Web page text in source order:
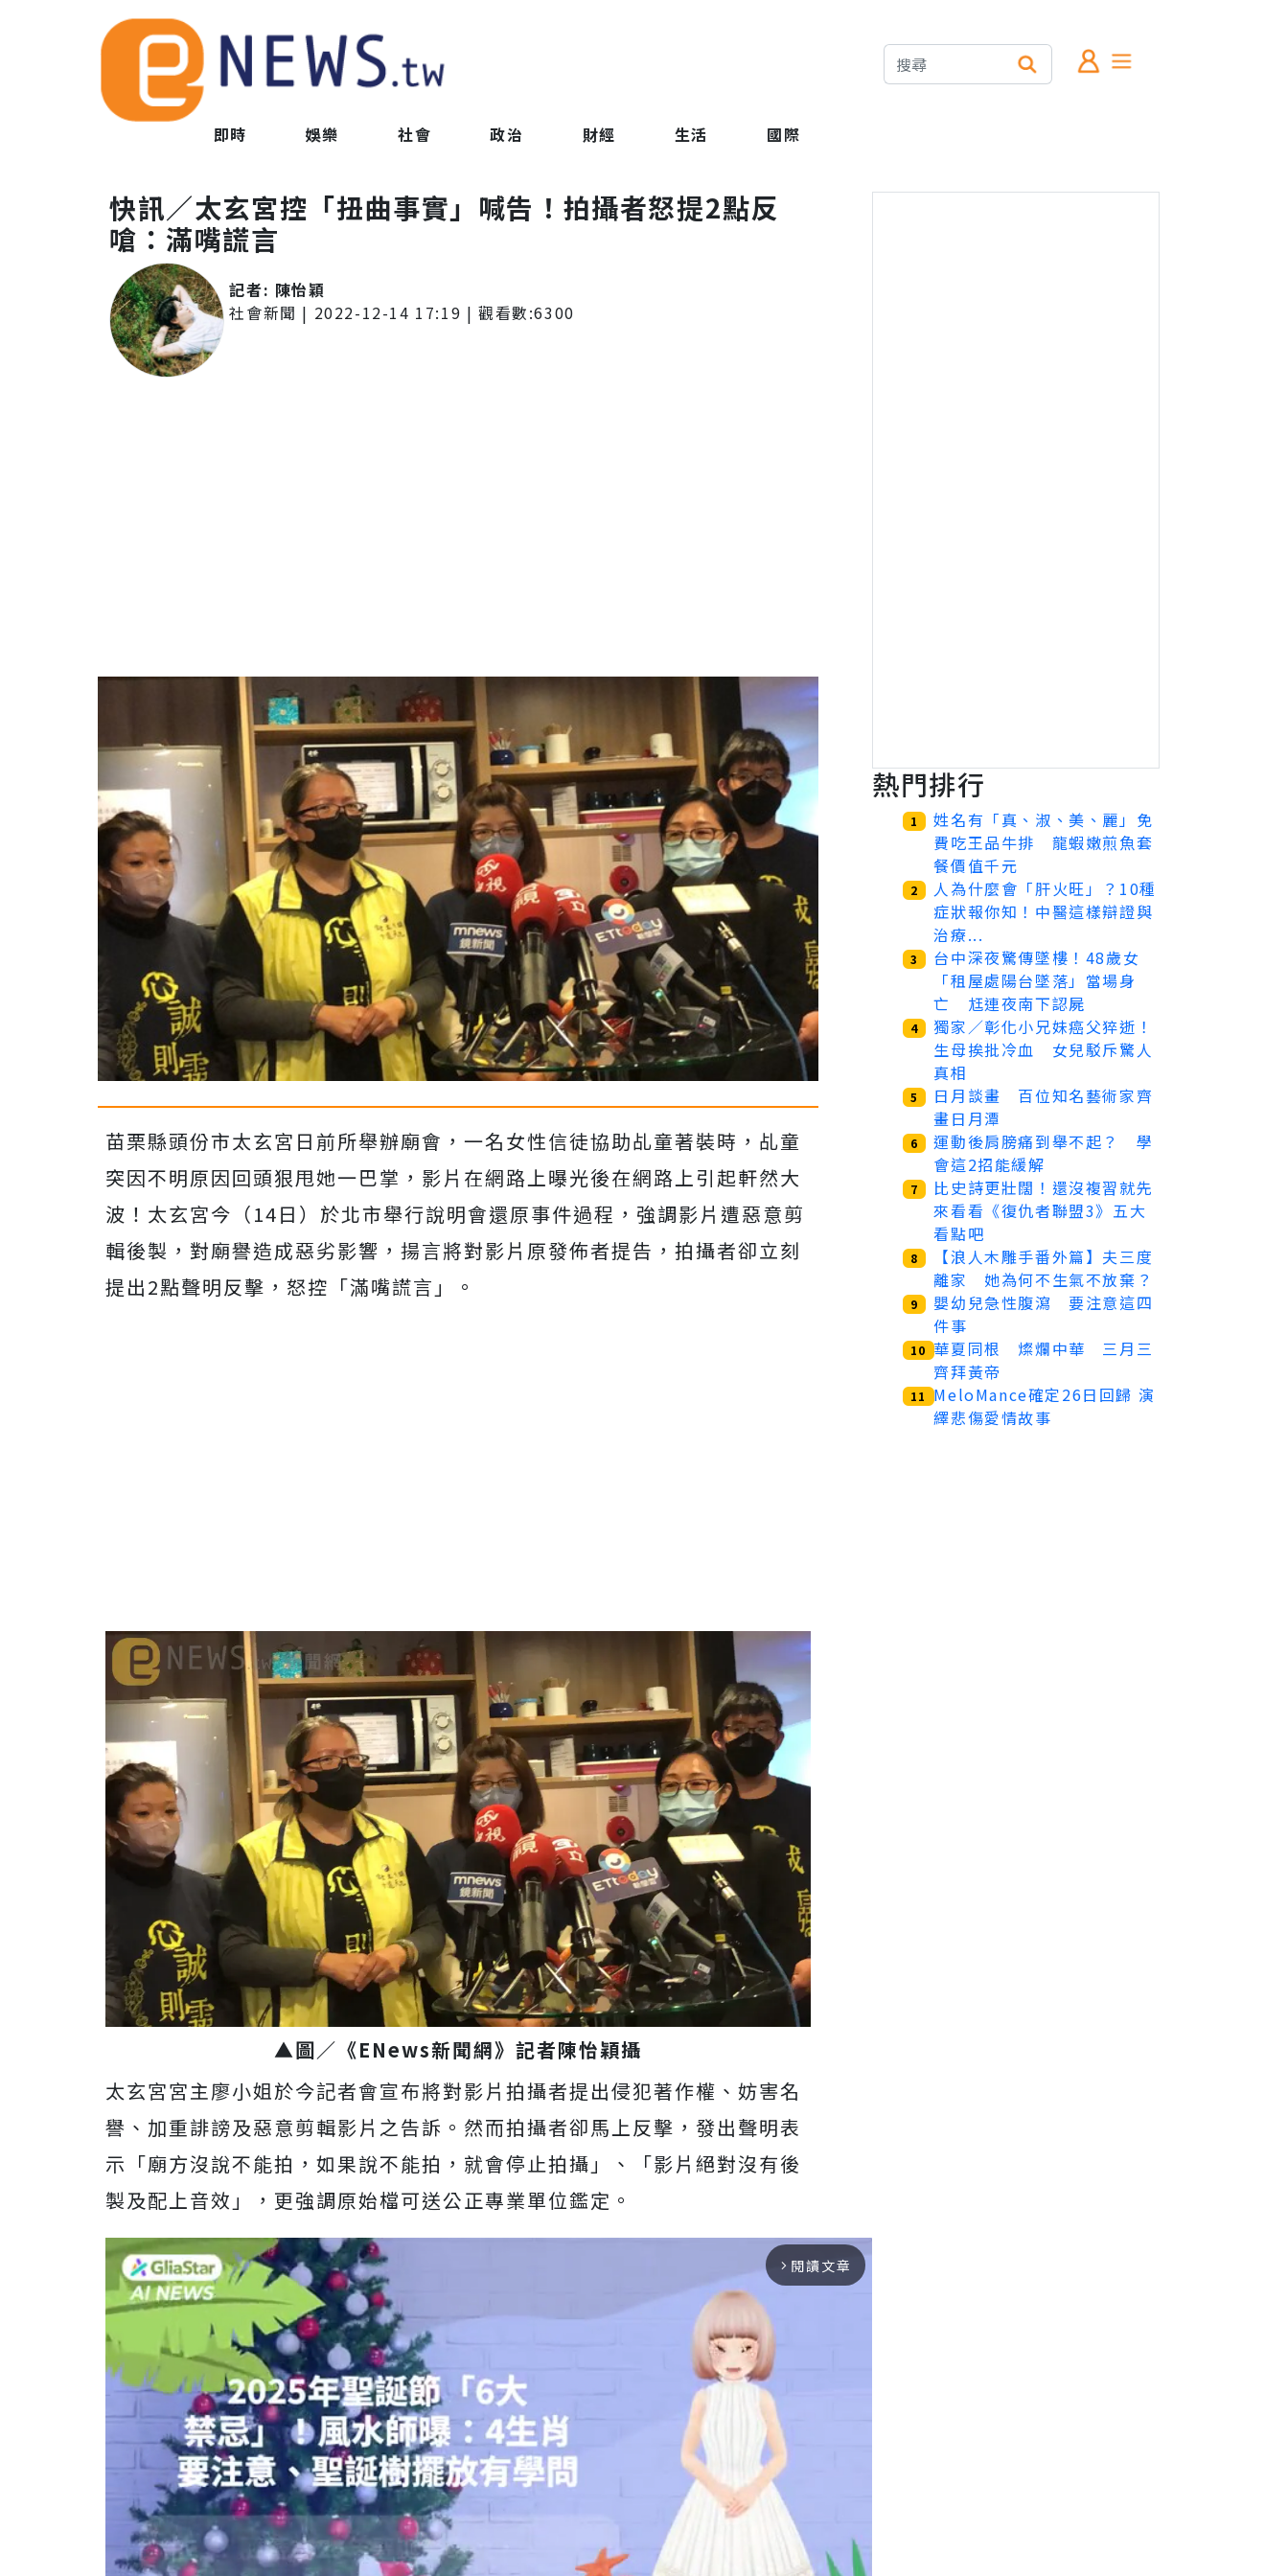
即時 娛樂 社會 政治 財經 生活 國際
快訊／太玄宮控「扭曲事實」喊告！拍攝者怒提2點反
嗆：滿嘴謊言
記者: 陳怡穎
社會新聞 | 2022-12-14 17:19 | 觀看數:6300
苗栗縣頭份市太玄宮日前所舉辦廟會，一名女性信徒協助乩童著裝時，乩童
突因不明原因回頭狠甩她一巴掌，影片在網路上曝光後在網路上引起軒然大
波！太玄宮今（14日）於北市舉行說明會還原事件過程，強調影片遭惡意剪
輯後製，對廟譽造成惡劣影響，揚言將對影片原發佈者提告，拍攝者卻立刻
提出2點聲明反擊，怒控「滿嘴謊言」。
▲圖／《ENews新聞網》記者陳怡穎攝
太玄宮宮主廖小姐於今記者會宣布將對影片拍攝者提出侵犯著作權、妨害名
譽、加重誹謗及惡意剪輯影片之告訴。然而拍攝者卻馬上反擊，發出聲明表
示「廟方沒說不能拍，如果說不能拍，就會停止拍攝」、「影片絕對沒有後
製及配上音效」，更強調原始檔可送公正專業單位鑑定。
arrow_forward_ios 閱讀文章
熱門排行
1
姓名有「真、淑、美、麗」免
費吃王品牛排 龍蝦嫩煎魚套
餐價值千元
2
人為什麼會「肝火旺」？10種
症狀報你知！中醫這樣辯證與
治療...
3
台中深夜驚傳墜樓！48歲女
「租屋處陽台墜落」當場身
亡 尪連夜南下認屍
4
獨家／彰化小兄妹癌父猝逝！
生母挨批冷血 女兒駁斥驚人
真相
5
日月談畫 百位知名藝術家齊
畫日月潭
6
運動後肩膀痛到舉不起？ 學
會這2招能緩解
7
比史詩更壯闊！還沒複習就先
來看看《復仇者聯盟3》五大
看點吧
8
【浪人木雕手番外篇】夫三度
離家 她為何不生氣不放棄？
9
嬰幼兒急性腹瀉 要注意這四
件事
10 華夏同根 燦爛中華 三月三
齊拜黃帝
11
MeloMance確定26日回歸 演
繹悲傷愛情故事